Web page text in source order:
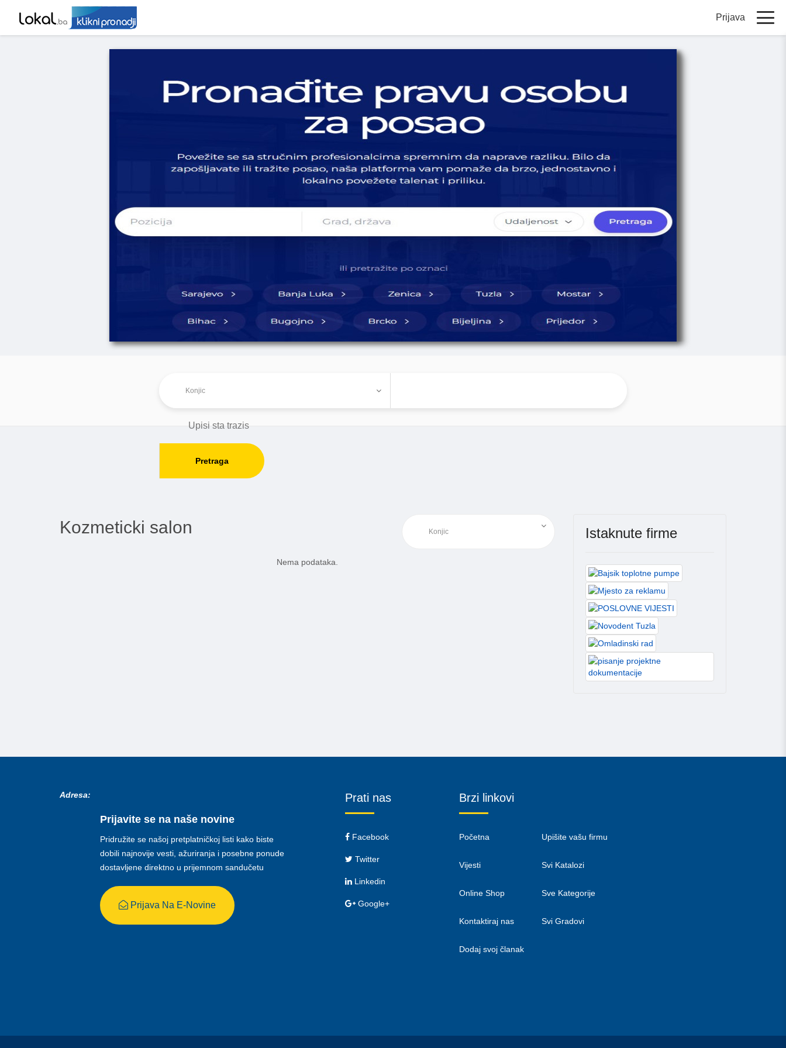
Prijava
Pretraga
Kozmeticki salon
Nema podataka.
Istaknute firme
Adresa:
Prijavite se na naše novine
Pridružite se našoj pretplatničkoj listi kako biste
dobili najnovije vesti, ažuriranja i posebne ponude
dostavljene direktno u prijemnom sandučetu
Prijava Na E-Novine
Prati nas
Facebook
Twitter
Linkedin
Google+
Brzi linkovi
Početna
Vijesti
Online Shop
Kontaktiraj nas
Dodaj svoj članak
Upišite vašu firmu
Svi Katalozi
Sve Kategorije
Svi Gradovi